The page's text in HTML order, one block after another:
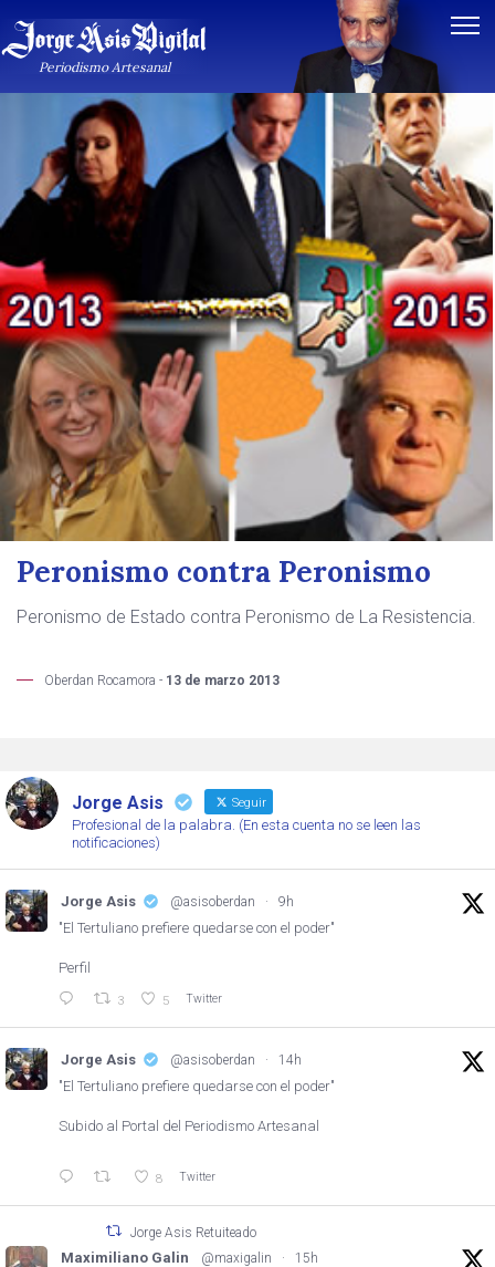
Periodismo Artesanal
Peronismo contra Peronismo
Peronismo de Estado contra Peronismo de La Resistencia.
Oberdan Rocamora - 13 de marzo 2013
Jorge Asis Seguir
Profesional de la palabra. (En esta cuenta no se leen las
notificaciones)
Jorge Asis @asisoberdan · 9h
"El Tertuliano prefiere quedarse con el poder"
Perfil
3 5 Twitter
Jorge Asis @asisoberdan · 14h
"El Tertuliano prefiere quedarse con el poder"
Subido al Portal del Periodismo Artesanal
8 Twitter
Jorge Asis Retuiteado
Maximiliano Galin @maxigalin · 15h